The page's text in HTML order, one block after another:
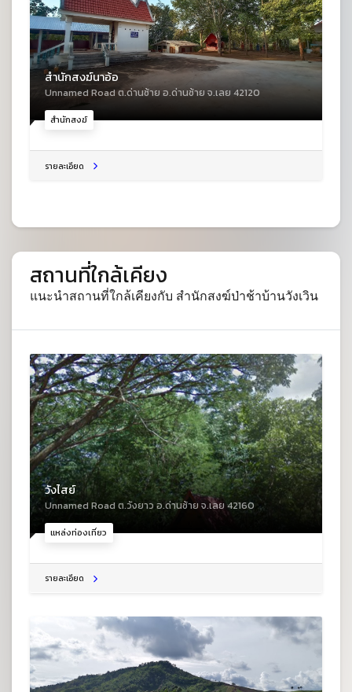
สำนักสงฆ์
สำนักสงฆ์นาอ้อ
Unnamed Road ต.ด่านซ้าย อ.ด่านซ้าย จ.เลย 42120
รายละเอียด
สถานที่ใกล้เคียง
แนะนำสถานที่ใกล้เคียงกับ สำนักสงฆ์ป่าช้าบ้านวังเวิน
แหล่งท่องเที่ยว
วังไสย์
Unnamed Road ต.วังยาว อ.ด่านซ้าย จ.เลย 42160
รายละเอียด